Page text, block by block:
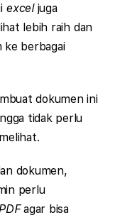
exceljuga
lebih raih dan
ke berbagai
dokumen ini
tidak perlu
dokumen,
perlu
agar bisa